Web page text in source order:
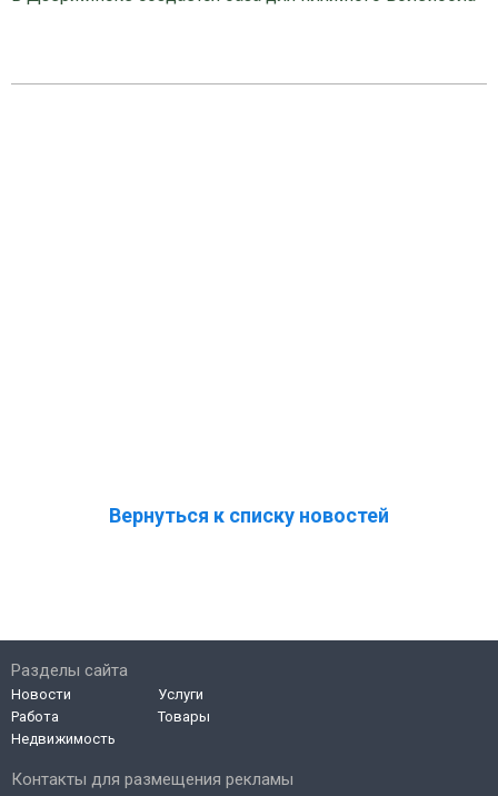
Вернуться к списку новостей
Контакты для размещения рекламы
Разделы сайта
Новости
Работа
Недвижимость
Услуги
Товары